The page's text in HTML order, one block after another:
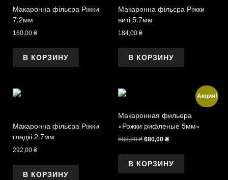
Макаронна фільєра Ріжки
7.2мм
160,00 ₴
В КОРЗИНУ
Макаронна фільєра Ріжки
виті 5.7мм
184,00 ₴
В КОРЗИНУ
Макаронна фільєра Ріжки
гладкі 2.7мм
292,00 ₴
В КОРЗИНУ
Акция!
Макаронная фильера
«Рожки рифленые 5мм»
688,80₴ Первоначальная
688,80 ₴.
680,00 ₴Текущая
680,00 ₴.
В КОРЗИНУ